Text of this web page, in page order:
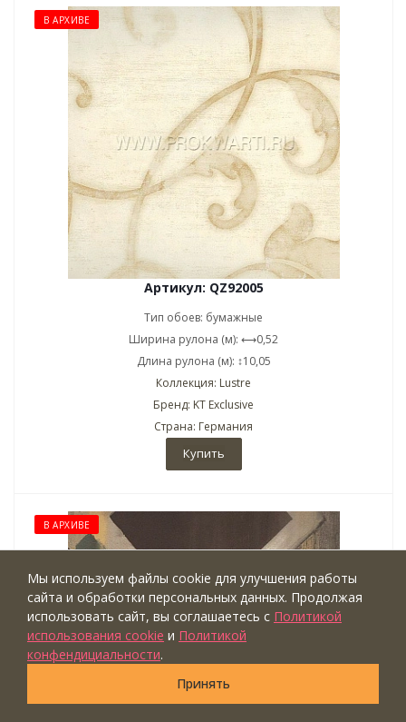
В АРХИВЕ
Артикул: QZ92005
Тип обоев: бумажные
Ширина рулона (м): ⟷0,52
Длина рулона (м): ↕10,05
Коллекция: Lustre
Бренд: KT Exclusive
Страна: Германия
Купить
В АРХИВЕ
Мы используем файлы cookie для улучшения работы
сайта и обработки персональных данных. Продолжая
использовать сайт, вы соглашаетесь с Политикой
использования cookie и Политикой
конфендициальности.
Принять